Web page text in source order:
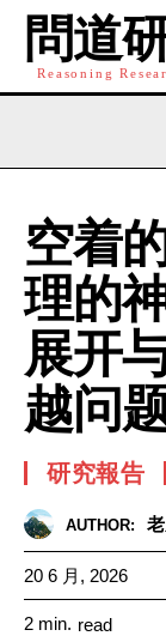
問道
Reasoning
空着
理的
展开
越问
研究報告
AUTHOR:
20 6 月, 2026
2 min. read